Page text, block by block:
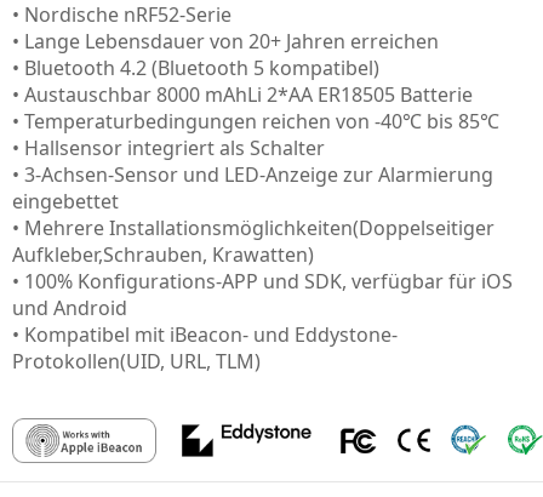
• Nordische nRF52-Serie
• Lange Lebensdauer von 20+ Jahren erreichen
• Bluetooth 4.2 (Bluetooth 5 kompatibel)
• Austauschbar 8000 mAhLi 2*AA ER18505 Batterie
• Temperaturbedingungen reichen von -40℃ bis 85℃
• Hallsensor integriert als Schalter
• 3-Achsen-Sensor und LED-Anzeige zur Alarmierung
eingebettet
• Mehrere Installationsmöglichkeiten(Doppelseitiger
Aufkleber,Schrauben, Krawatten)
• 100% Konfigurations-APP und SDK, verfügbar für iOS
und Android
• Kompatibel mit iBeacon- und Eddystone-
Protokollen(UID, URL, TLM)